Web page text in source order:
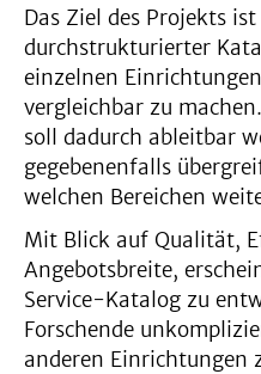
Das Ziel des Projekts
durchstrukturierter
einzelnen
vergleichbar zu
soll dadurch ableitbar
gegebenenfalls
welchen Bereichen
Mit Blick auf Qualität,
Angebotsbreite,
Service-Katalog zu
Forschende
anderen Einrichtungen